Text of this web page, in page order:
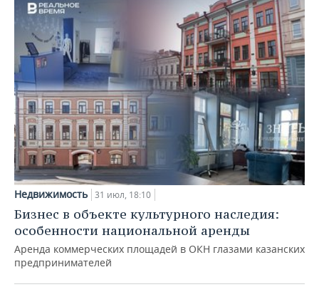
Недвижимость 31 июл, 18:10
Бизнес в объекте культурного наследия:
особенности национальной аренды
Аренда коммерческих площадей в ОКН глазами казанских
предпринимателей